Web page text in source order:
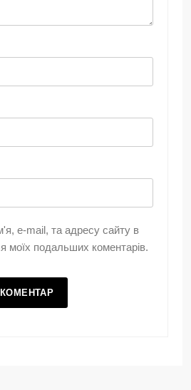
e-mail, та адресу сайту в
моїх подальших коментарів.